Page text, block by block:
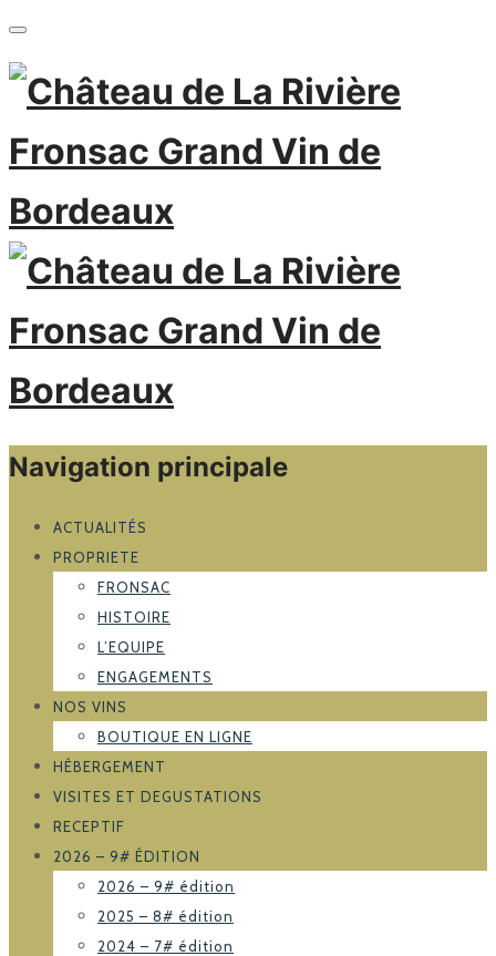
Navigation principale
ACTUALITÉS
PROPRIETE
FRONSAC
HISTOIRE
L’EQUIPE
ENGAGEMENTS
NOS VINS
BOUTIQUE EN LIGNE
HÉBERGEMENT
VISITES ET DEGUSTATIONS
RECEPTIF
2026 – 9# ÉDITION
2026 – 9# édition
2025 – 8# édition
2024 – 7# édition